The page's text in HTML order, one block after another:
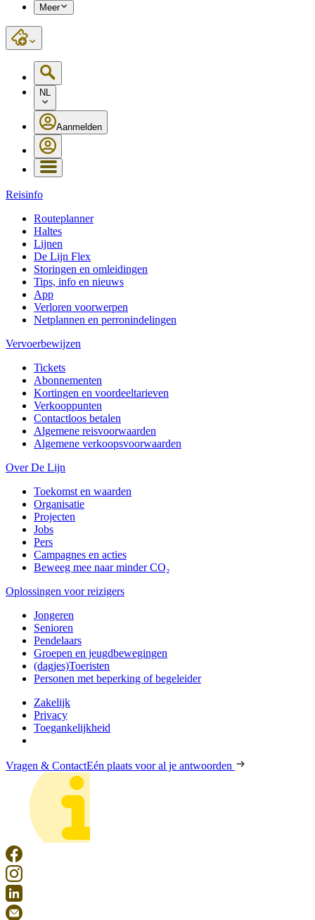
Meer
NL
Aanmelden
Reisinfo
Routeplanner
Haltes
Lijnen
De Lijn Flex
Storingen en omleidingen
Tips, info en nieuws
App
Verloren voorwerpen
Netplannen en perronindelingen
Vervoerbewijzen
Tickets
Abonnementen
Kortingen en voordeeltarieven
Verkooppunten
Contactloos betalen
Algemene reisvoorwaarden
Algemene verkoopsvoorwaarden
Over De Lijn
Toekomst en waarden
Organisatie
Projecten
Jobs
Pers
Campagnes en acties
Beweeg mee naar minder CO₂
Oplossingen voor reizigers
Jongeren
Senioren
Pendelaars
Groepen en jeugdbewegingen
(dagjes)Toeristen
Personen met beperking of begeleider
Zakelijk
Privacy
Toegankelijkheid
Vragen & ContactEén plaats voor al je antwoorden